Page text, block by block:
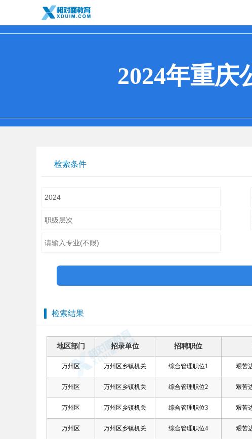
2024年重庆
检索条件
检索结果
地区部门 招录单位 招聘职位
万州区 万州区乡镇机关 综合管理职位1 艰苦
万州区 万州区乡镇机关 综合管理职位2 艰苦
万州区 万州区乡镇机关 综合管理职位3 艰苦
万州区 万州区乡镇机关 综合管理职位4 艰苦